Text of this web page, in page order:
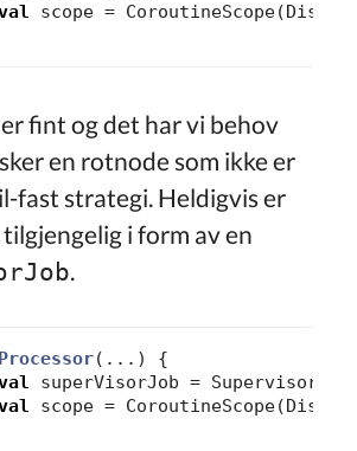
scope = CoroutineScope(
fint og det har vi behov
en rotnode som ikke er
fast strategi. Heldigvis er
i form av en
.
(...)
{
superVisorJob = SupervisorJob
scope = CoroutineScope(